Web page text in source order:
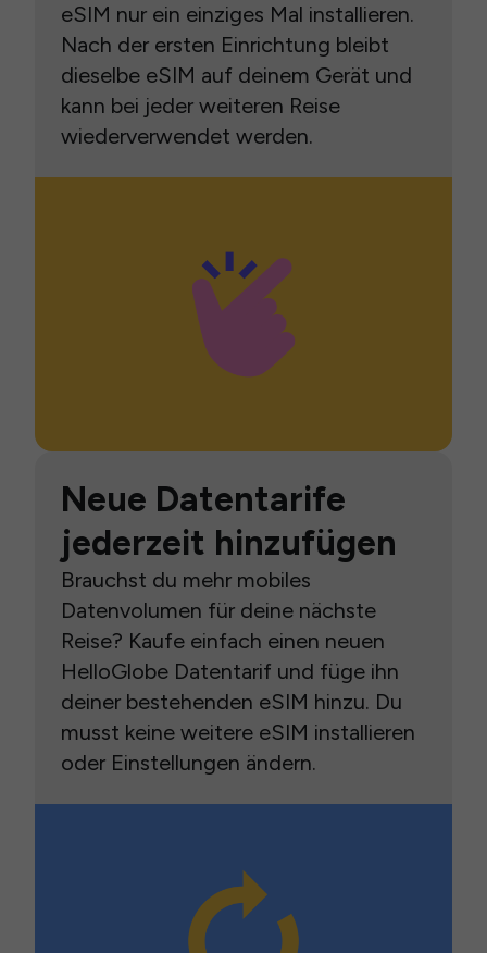
eSIM nur ein einziges Mal installieren.
Nach der ersten Einrichtung bleibt
dieselbe eSIM auf deinem Gerät und
kann bei jeder weiteren Reise
wiederverwendet werden.
Neue Datentarife
jederzeit hinzufügen
Brauchst du mehr mobiles
Datenvolumen für deine nächste
Reise? Kaufe einfach einen neuen
HelloGlobe Datentarif und füge ihn
deiner bestehenden eSIM hinzu. Du
musst keine weitere eSIM installieren
oder Einstellungen ändern.